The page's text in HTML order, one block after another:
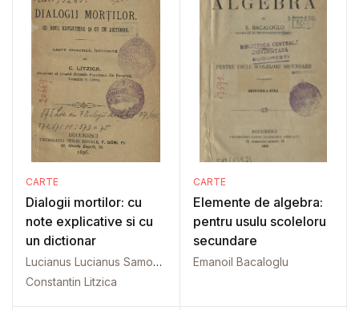
CARTE
Dialogii mortilor: cu
note explicative si cu
un dictionar
Lucianus Lucianus Samosatensis 0125? î. Hr.-0192? î. Hr.
Constantin Litzica
CARTE
Elemente de algebra:
pentru usulu scoleloru
secundare
Emanoil Bacaloglu